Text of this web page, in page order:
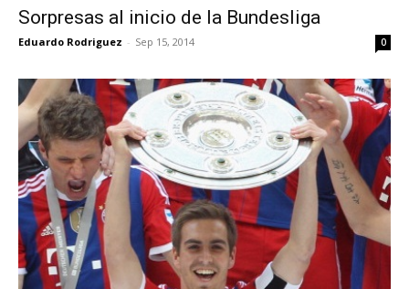
Sorpresas al inicio de la Bundesliga
Eduardo Rodriguez - Sep 15, 2014 0